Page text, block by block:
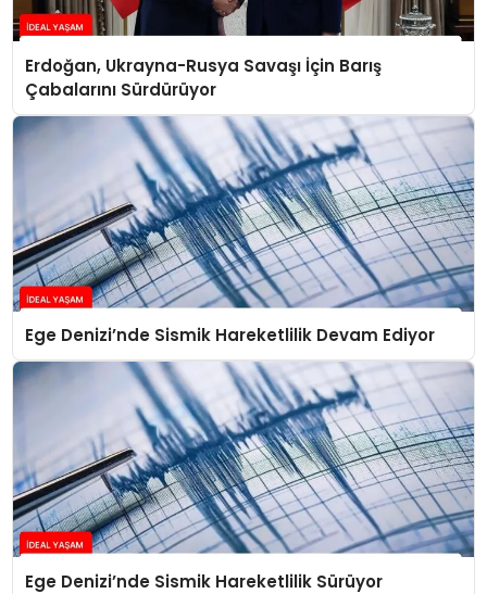
Erdoğan, Ukrayna-Rusya Savaşı İçin Barış
Çabalarını Sürdürüyor
Ege Denizi’nde Sismik Hareketlilik Devam Ediyor
Ege Denizi’nde Sismik Hareketlilik Sürüyor